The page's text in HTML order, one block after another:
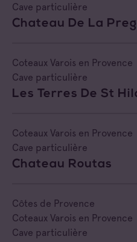
Cave particulière
Chateau De La
Coteaux Varois en Provence
Cave particulière
Les Terres De St
Coteaux Varois en Provence
Cave particulière
Chateau Routas
Côtes de Provence
Coteaux Varois en Provence
Cave particulière